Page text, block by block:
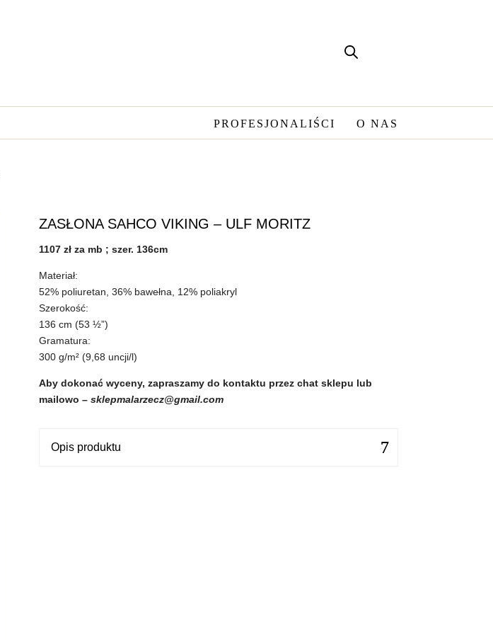
PROFESJONALIŚCI O NAS
ZASŁONA SAHCO VIKING – ULF MORITZ
1107 zł za mb ; szer. 136cm
Materiał:
52% poliuretan, 36% bawełna, 12% poliakryl
Szerokość:
136 cm (53 ½”)
Gramatura:
300 g/m² (9,68 uncji/l)
Aby dokonać wyceny, zapraszamy do kontaktu przez chat sklepu lub
mailowo – sklepmalarzecz@gmail.com
Opis produktu